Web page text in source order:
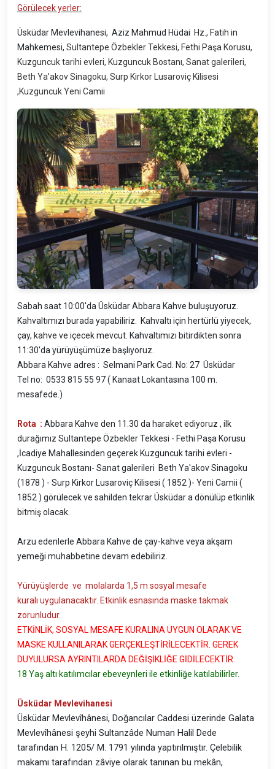
Görülecek yerler:
Üsküdar Mevlevihanesi, Aziz Mahmud Hüdai Hz., Fatih in
Mahkemesi, Sultantepe Özbekler Tekkesi, Fethi Paşa Korusu,
Kuzguncuk tarihi evleri, Kuzguncuk Bostanı, Sanat galerileri,
Beth Ya'akov Sinagoku, Surp Kirkor Lusaroviç Kilisesi
,Kuzguncuk Yeni Camii
Sabah saat 10:00'da Üsküdar Abbara Kahve buluşuyoruz.
Kahvaltımızı burada yapabiliriz. Kahvaltı için hertürlü yiyecek,
çay, kahve ve içecek mevcut. Kahvaltımızı bitirdikten sonra
11:30'da yürüyüşümüze başlıyoruz.
Abbara Kahve adres : Selmani Park Cad. No: 27 Üsküdar
Tel no: 0533 815 55 97 ( Kanaat Lokantasına 100 m.
mesafede.)
Rota : Abbara Kahve den 11.30 da haraket ediyoruz , ilk
durağımız Sultantepe Özbekler Tekkesi - Fethi Paşa Korusu
,İcadiye Mahallesinden geçerek Kuzguncuk tarihi evleri -
Kuzguncuk Bostanı- Sanat galerileri Beth Ya'akov Sinagoku
(1878 ) - Surp Kirkor Lusaroviç Kilisesi ( 1852 )- Yeni Camii (
1852 ) görülecek ve sahilden tekrar Üsküdar a dönülüp etkinlik
bitmiş olacak.
Arzu edenlerle Abbara Kahve de çay-kahve veya akşam
yemeği muhabbetine devam edebiliriz.
Yürüyüşlerde ve molalarda 1,5 m sosyal mesafe
kuralı uygulanacaktır. Etkinlik esnasında maske takmak
zorunludur.
ETKİNLİK, SOSYAL MESAFE KURALINA UYGUN OLARAK VE
MASKE KULLANILARAK GERÇEKLEŞTİRİLECEKTİR. GEREK
DUYULURSA AYRINTILARDA DEĞİŞİKLİĞE GİDİLECEKTİR.
18 Yaş altı katılımcılar ebeveynleri ile etkinliğe katılabilirler.
Üsküdar Mevlevihanesi
Üsküdar Mevlevîhânesi, Doğancılar Caddesi üzerinde Galata
Mevlevîhânesi şeyhi Sultanzâde Numan Halil Dede
tarafından H. 1205/ M. 1791 yılında yaptırılmıştır. Çelebilik
makamı tarafından zâviye olarak tanınan bu mekân,